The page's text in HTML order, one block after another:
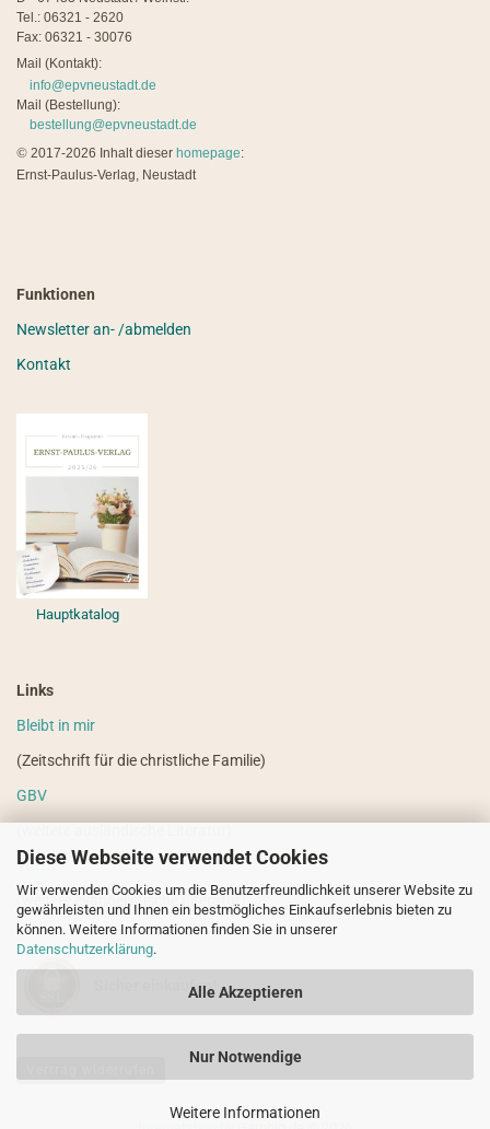
Diese Webseite verwendet Cookies
Wir verwenden Cookies um die Benutzerfreundlichkeit unserer Website zu
gewährleisten und Ihnen ein bestmögliches Einkaufserlebnis bieten zu
können. Weitere Informationen finden Sie in unserer
Datenschutzerklärung.
Alle Akzeptieren
Nur Notwendige
Weitere Informationen
Tel.: 06321 - 2620
Fax: 06321 - 30076
Mail (Kontakt):
info@epvneustadt.de
Mail (Bestellung):
bestellung@epvneustadt.de
© 2017-2026 Inhalt dieser homepage:
Ernst-Paulus-Verlag, Neustadt
Funktionen
Newsletter an- /abmelden
Kontakt
Hauptkatalog
Links
Bleibt in mir
(Zeitschrift für die christliche Familie)
GBV
VdHS
(weitere evangelistische Literatur)
Sicher einkaufen!